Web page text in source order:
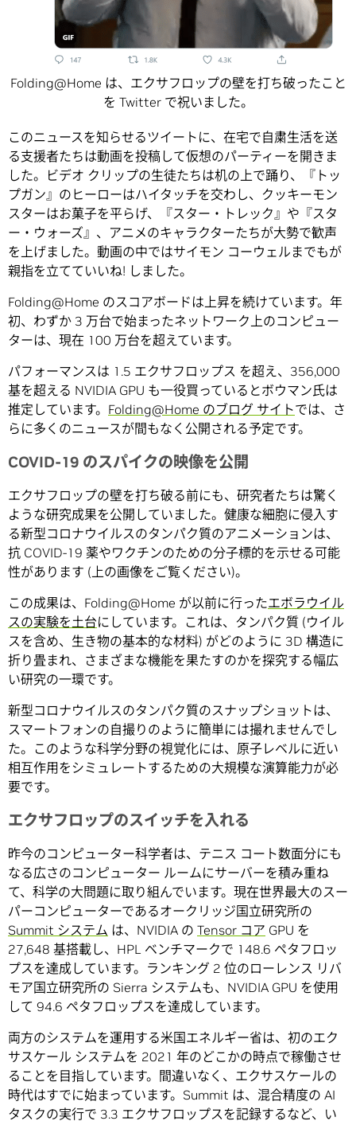
Folding@Home は、エクサフロップの壁を打ち破ったこと
を Twitter で祝いました。
このニュースを知らせるツイートに、在宅で自粛生活を送
る支援者たちは動画を投稿して仮想のパーティーを開きま
した。ビデオ クリップの生徒たちは机の上で踊り、『トッ
プガン』のヒーローはハイタッチを交わし、クッキーモン
スターはお菓子を平らげ、『スター・トレック』や『スタ
ー・ウォーズ』、アニメのキャラクターたちが大勢で歓声
を上げました。動画の中ではサイモン コーウェルまでもが
親指を立てていいね! しました。
Folding@Home のスコアボードは上昇を続けています。年
初、わずか 3 万台で始まったネットワーク上のコンピュー
ターは、現在 100 万台を超えています。
パフォーマンスは 1.5 エクサフロップス を超え、356,000
基を超える NVIDIA GPU も一役買っているとボウマン氏は
推定しています。 Folding@Home のブログ サイトでは、さ
らに多くのニュースが間もなく公開される予定です。
COVID-19 のスパイクの映像を公開
エクサフロップの壁を打ち破る前にも、研究者たちは驚く
ような研究成果を公開していました。健康な細胞に侵入す
る新型コロナウイルスのタンパク質のアニメーションは、
抗 COVID-19 薬やワクチンのための分子標的を示せる可能
性があります (上の画像をご覧ください)。
この成果は、Folding@Home が以前に行ったエボラウイル
スの実験を土台にしています。これは、タンパク質 (ウイル
スを含め、生き物の基本的な材料) がどのように 3D 構造に
折り畳まれ、さまざまな機能を果たすのかを探究する幅広
い研究の一環です。
新型コロナウイルスのタンパク質のスナップショットは、
スマートフォンの自撮りのように簡単には撮れませんでし
た。このような科学分野の視覚化には、原子レベルに近い
相互作用をシミュレートするための大規模な演算能力が必
要です。
エクサフロップのスイッチを入れる
昨今のコンピューター科学者は、テニス コート数面分にも
なる広さのコンピューター ルームにサーバーを積み重ね
て、科学の大問題に取り組んでいます。現在世界最大のスー
パーコンピューターであるオークリッジ国立研究所の
Summit システム は、NVIDIA の Tensor コア GPU を
27,648 基搭載し、HPL ベンチマークで 148.6 ペタフロッ
プスを達成しています。ランキング 2 位のローレンス リバ
モア国立研究所の Sierra システムも、NVIDIA GPU を使用
して 94.6 ペタフロップスを達成しています。
両方のシステムを運用する米国エネルギー省は、初のエク
サスケール システムを 2021 年のどこかの時点で稼働させ
ることを目指しています。間違いなく、エクサスケールの
時代はすでに始まっています。Summit は、混合精度の AI
タスクの実行で 3.3 エクサフロップスを記録するなど、い